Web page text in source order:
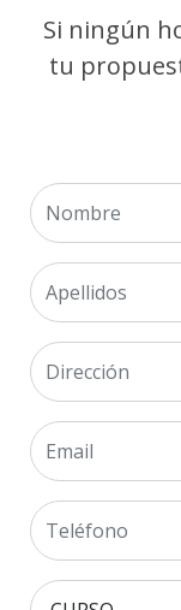
Si ningún
tu